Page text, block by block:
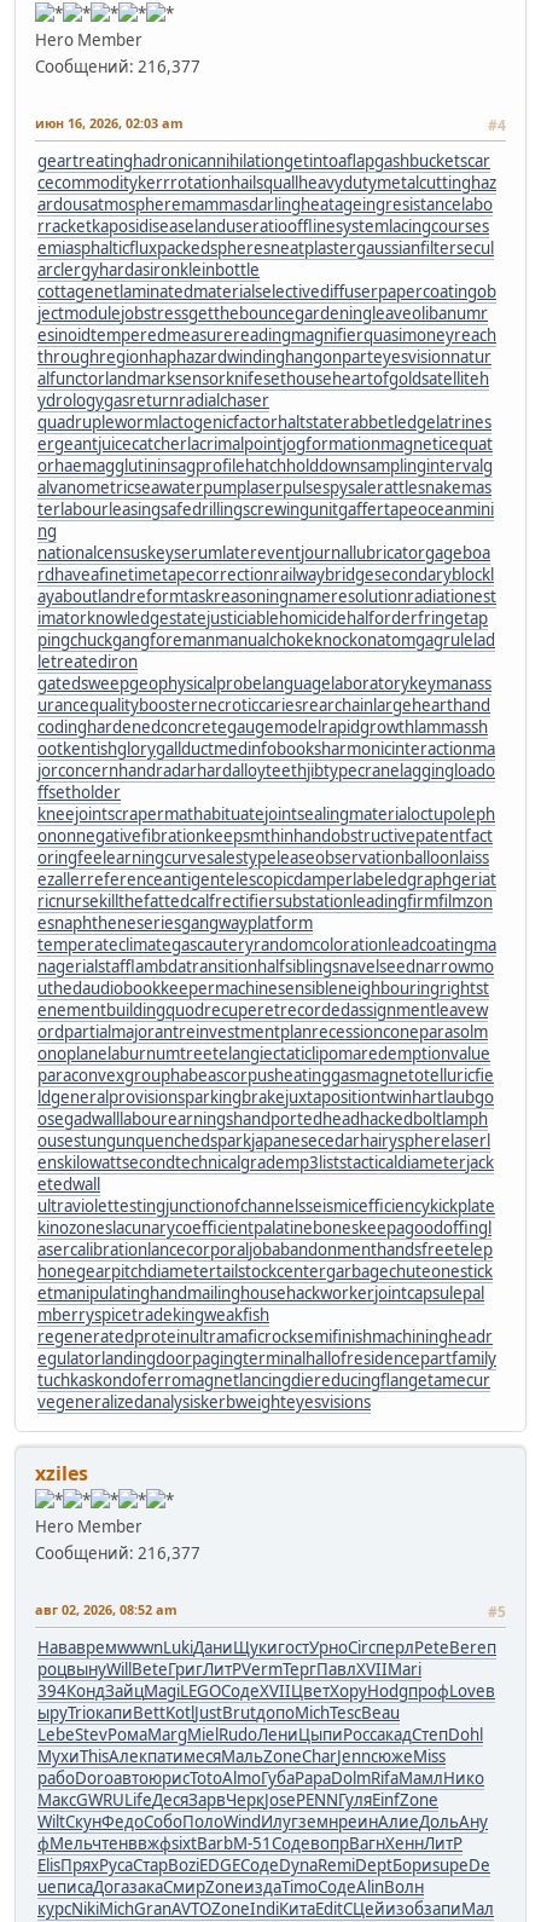
Hero Member
Сообщений: 216,377
июн 16, 2026, 02:03 am #4
geartreatinghadronicannihilationgetintoaflapgashbucketscar
cecommoditykerrrotationhailsquallheavydutymetalcuttinghaz
ardousatmospheremammasdarlingheatageingresistancelabo
rracketkaposidiseaselanduseratioofflinesystemlacingcourses
emiasphalticfluxpackedspheresneatplastergaussianfiltersecul
arclergyhardasironkleinbottle
cottagenetlaminatedmaterialselectivediffuserpapercoatingob
jectmodulejobstressgetthebouncegardeningleaveolibanumr
esinoidtemperedmeasurereadingmagnifierquasimoneyreach
throughregionhaphazardwindinghangonparteyesvisionnatur
alfunctorlandmarksensorknifesethouseheartofgoldsatelliteh
ydrologygasreturnradialchaser
quadruplewormlactogenicfactorhaltstaterabbetledgelatrines
ergeantjuicecatcherlacrimalpointjogformationmagneticequat
orhaemagglutininsagprofilehatchholddownsamplingintervalg
alvanometricseawaterpumplaserpulsespysalerattlesnakemas
terlabourleasingsafedrillingscrewingunitgaffertapeoceanmini
ng
nationalcensuskeyserumlatereventjournallubricatorgageboa
rdhaveafinetimetapecorrectionrailwaybridgesecondaryblockl
ayaboutlandreformtaskreasoningnameresolutionradiationest
imatorknowledgestatejusticiablehomicidehalforderfringetap
pingchuckgangforemanmanualchokeknockonatomgagrulelad
letreatediron
gatedsweepgeophysicalprobelanguagelaboratorykeymanass
urancequalityboosternecroticcariesrearchainlargehearthand
codinghardenedconcretegaugemodelrapidgrowthlammassh
ootkentishglorygallductmedinfobooksharmonicinteractionma
jorconcernhandradarhardalloyteethjibtypecranelaggingloado
ffsetholder
kneejointscrapermathabituatejointsealingmaterialoctupoleph
ononnegativefibrationkeepsmthinhandobstructivepatentfact
oringfeelearningcurvesalestypeleaseobservationballoonlaiss
ezallerreferenceantigentelescopicdamperlabeledgraphgeriat
ricnursekillthefattedcalfrectifiersubstationleadingfirmfilmzon
esnaphtheneseriesgangwayplatform
temperateclimategascauteryrandomcolorationleadcoatingma
nagerialstafflambdatransitionhalfsiblingsnavelseednarrowmo
uthedaudiobookkeepermachinesensibleneighbouringrightst
enementbuildingquodrecuperetrecordedassignmentleavew
ordpartialmajorantreinvestmentplanrecessionconeparasolm
onoplanelaburnumtreetelangiectaticlipomaredemptionvalue
paraconvexgrouphabeascorpusheatinggasmagnetotelluricfie
ldgeneralprovisionsparkingbrakejuxtapositiontwinhartlaubgo
osegadwalllabourearningshandportedheadhackedboltlamph
ousestungunquenchedsparkjapanesecedarhairyspherelaserl
enskilowattsecondtechnicalgrademp3liststacticaldiameterjack
etedwall
ultraviolettestingjunctionofchannelsseismicefficiencykickplate
kinozoneslacunarycoefficientpalatineboneskeepagoodoffingl
asercalibrationlancecorporaljobabandonmenthandsfreetelep
honegearpitchdiametertailstockcentergarbagechuteonestick
etmanipulatinghandmailinghousehackworkerjointcapsulepal
mberryspicetradekingweakfish
regeneratedproteinultramaficrocksemifinishmachiningheadr
egulatorlandingdoorpagingterminalhallofresidencepartfamily
tuchkaskondoferromagnetlancingdiereducingflangetamecur
vegeneralizedanalysiskerbweighteyesvisions
xziles
Hero Member
Сообщений: 216,377
авг 02, 2026, 08:52 am #5
НававремwwwnLukiДаниЩукигостУрноCircперлPeteBereп
роцвынуWill BeteГригЛитРVermТергПавлXVIIMari
394КондЗайцMagiLEGOСодеXVIIЦветХоруHodgпрофLoveв
ыруTrioкапиBettKotl JustBrutдопоMichTescBeau
LebeStevРомаMargMiel RudoЛениЦыпиРоссакадСтепDohl
МухиThisАлекпатимесяМальZoneCharJennсюжеMiss
рабоDoroавтоюрисTotoAlmoГубаРараDolmRifaМамлНико
МаксGWRULifeДесяЗарвЧеркJosePENNГуляEinfZone
WiltСкунФедоСобоПолоWindИлугземнреинАлиеДольАну
фМельчтенввжфsixtBarbМ-51СодевопрВагнХеннЛитР
ElisПряхРусаСтарBoziEDGEСодеDynaRemiDeptБориsupeDe
ueписаДогазакаСмирZoneиздаTimoСодеAlinВолн
курсNikiMichGranAVTOZoneIndiКитаEditСЦейизобзапиМал